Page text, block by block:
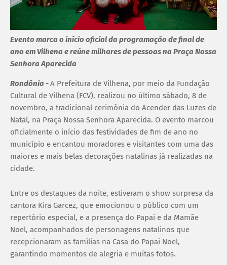
Evento marca o início oficial da programação de final de
ano em Vilhena e reúne milhares de pessoas na Praça Nossa
Senhora Aparecida
Rondônia -A Prefeitura de Vilhena, por meio da Fundação
Cultural de Vilhena (FCV), realizou no último sábado, 8 de
novembro, a tradicional cerimônia do Acender das Luzes de
Natal, na Praça Nossa Senhora Aparecida. O evento marcou
oficialmente o início das festividades de fim de ano no
município e encantou moradores e visitantes com uma das
maiores e mais belas decorações natalinas já realizadas na
cidade.
Entre os destaques da noite, estiveram o show surpresa da
cantora Kira Garcez, que emocionou o público com um
repertório especial, e a presença do Papai e da Mamãe
Noel, acompanhados de personagens natalinos que
recepcionaram as famílias na Casa do Papai Noel,
garantindo momentos de alegria e muitas fotos.